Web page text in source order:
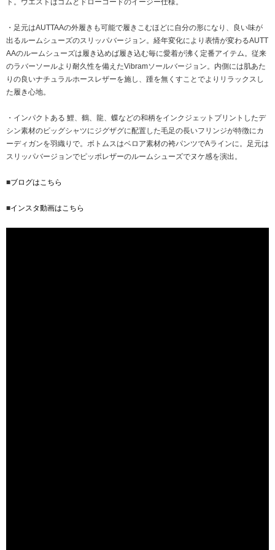
ト。ウエストはゴムとドローコードのイージー仕様。
・足元はAUTTAAの外履きも可能で履きこむほどに自分の形になり、良い味が
出るルームシューズのスリッパバージョン。経年変化により表情が変わるAUTT
AAのルームシューズは履き込めば履き込む毎に愛着が沸く定番アイテム。従来
のラバーソールより耐久性を備えたVibramソールバージョン。内側には肌あた
りの良いナチュラルホースレザーを施し、踵を無くすことでよりリラックスし
た履き心地。
・インパクトある 鯉、鶴、龍、蝶などの和柄をインクジェットプリントしたデ
シン素材のビッグシャツにジグザグに配置した毛足の長いフリンジが特徴にカ
ーディガンを羽織りで。ボトムスはベロア素材の袴パンツでAラインに。足元は
スリッパバージョンでピッポレザーのルームシューズでヌケ感を演出。
■ブログはこちら
■インスタ動画はこちら